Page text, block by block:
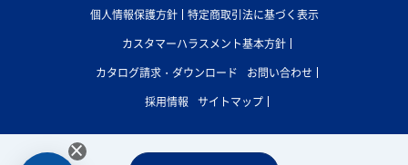
個人情報保護方針
特定商取引法に基づく表示
カスタマーハラスメント基本方針
カタログ請求・ダウンロード
お問い合わせ
採用情報
サイトマップ
×